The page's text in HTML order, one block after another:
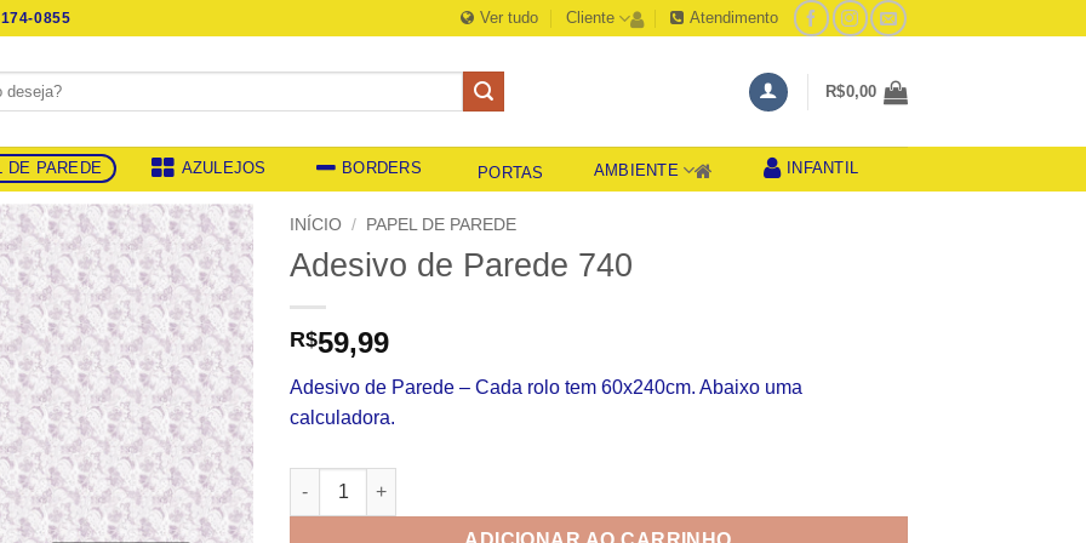
0855 Ver tudo Cliente Atendimento
R$0,00
DE PAREDE AZULEJOS BORDERS PORTAS AMBIENTE INFANTIL
INÍCIO / PAPEL DE PAREDE
Adesivo de Parede 740
R$59,99
Adesivo de Parede – Cada rolo tem 60x240cm. Abaixo uma
calculadora.
Adesivo de Parede 740 quantidade